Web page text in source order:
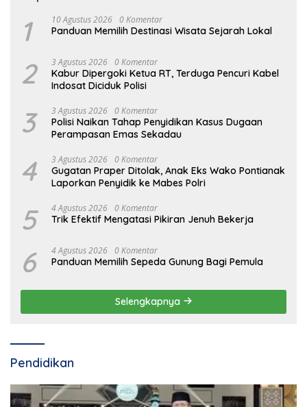
1 10 Agustus 2026 0 Komentar
Panduan Memilih Destinasi Wisata Sejarah Lokal
2 3 Agustus 2026 0 Komentar
Kabur Dipergoki Ketua RT, Terduga Pencuri Kabel
Indosat Diciduk Polisi
3 3 Agustus 2026 0 Komentar
Polisi Naikan Tahap Penyidikan Kasus Dugaan
Perampasan Emas Sekadau
4 3 Agustus 2026 0 Komentar
Gugatan Praper Ditolak, Anak Eks Wako Pontianak
Laporkan Penyidik ke Mabes Polri
5 4 Agustus 2026 0 Komentar
Trik Efektif Mengatasi Pikiran Jenuh Bekerja
6 4 Agustus 2026 0 Komentar
Panduan Memilih Sepeda Gunung Bagi Pemula
Selengkapnya
Pendidikan